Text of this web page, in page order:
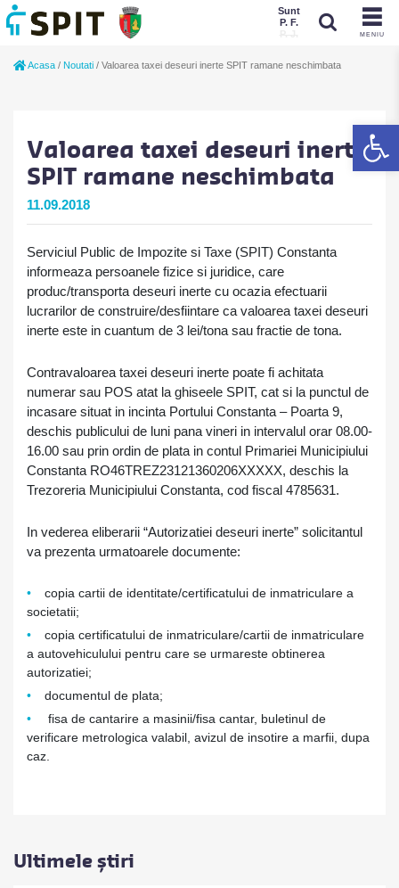
MENIU
Sunt
P. F.
P. J.
Acasa / Noutati / Valoarea taxei deseuri inerte SPIT ramane neschimbata
Valoarea taxei deseuri inerte
SPIT ramane neschimbata
11.09.2018
Serviciul Public de Impozite si Taxe (SPIT) Constanta
informeaza persoanele fizice si juridice, care
produc/transporta deseuri inerte cu ocazia efectuarii
lucrarilor de construire/desfiintare ca valoarea taxei deseuri
inerte este in cuantum de 3 lei/tona sau fractie de tona.
Contravaloarea taxei deseuri inerte poate fi achitata
numerar sau POS atat la ghiseele SPIT, cat si la punctul de
incasare situat in incinta Portului Constanta – Poarta 9,
deschis publicului de luni pana vineri in intervalul orar 08.00-
16.00 sau prin ordin de plata in contul Primariei Municipiului
Constanta RO46TREZ23121360206XXXXX, deschis la
Trezoreria Municipiului Constanta, cod fiscal 4785631.
In vederea eliberarii “Autorizatiei deseuri inerte” solicitantul
va prezenta urmatoarele documente:
copia cartii de identitate/certificatului de inmatriculare a
societatii;
copia certificatului de inmatriculare/cartii de inmatriculare
a autovehiculului pentru care se urmareste obtinerea
autorizatiei;
documentul de plata;
fisa de cantarire a masinii/fisa cantar, buletinul de
verificare metrologica valabil, avizul de insotire a marfii, dupa
caz.
Ultimele știri